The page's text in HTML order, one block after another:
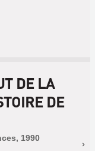
DE LA
DE
1990